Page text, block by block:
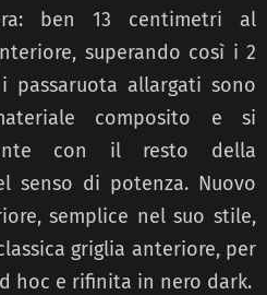
ben 13 centimetri al
superando così i 2
passaruota allargati sono
composito e si
con il resto della
senso di potenza. Nuovo
semplice nel suo stile,
griglia anteriore, per
hoc e rifinita in nero dark.